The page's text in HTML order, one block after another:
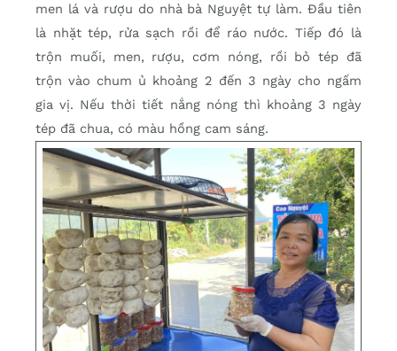
men lá và rượu do nhà bà Nguyệt tự làm. Đầu tiên
là nhặt tép, rửa sạch rồi để ráo nước. Tiếp đó là
trộn muối, men, rượu, cơm nóng, rồi bỏ tép đã
trộn vào chum ủ khoảng 2 đến 3 ngày cho ngấm
gia vị. Nếu thời tiết nắng nóng thì khoảng 3 ngày
tép đã chua, có màu hồng cam sáng.